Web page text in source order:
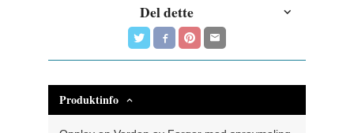
Del dette
Produktinfo